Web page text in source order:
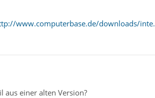
www.computerbase.de/downloads/
aus einer alten Version?